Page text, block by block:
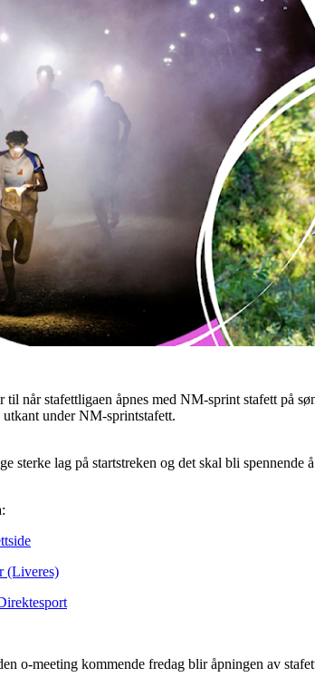
til når stafettligaen åpnes med NM-sprint stafett på
utkant under NM-sprintstafett.
sterke lag på startstreken og det skal bli spennende
(Liveres)
o-meeting kommende fredag blir åpningen av